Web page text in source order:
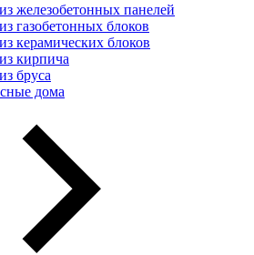
железобетонных панелей
газобетонных блоков
керамических блоков
кирпича
бруса
дома